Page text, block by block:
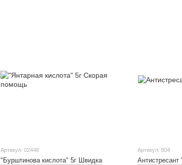
Артикул: 02448
"Бурштинова кислота" 5г Швидка
Артикул: 804